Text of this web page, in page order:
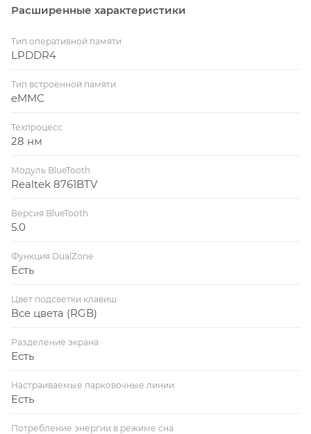
Расширенные характеристики
Тип оперативной памяти
LPDDR4
Тип встроенной памяти
eMMC
Техпроцесс
28 нм
Модуль BlueTooth
Realtek 8761BTV
Версия BlueTooth
5.0
Функция DualZone
Есть
Цвет подсветки клавиш
Все цвета (RGB)
Разделение экрана
Есть
Настраиваемые парковочные линии
Есть
Потребление энергии в режиме сна